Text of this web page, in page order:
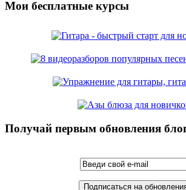
Мои бесплатные курсы
Получай первым обновления